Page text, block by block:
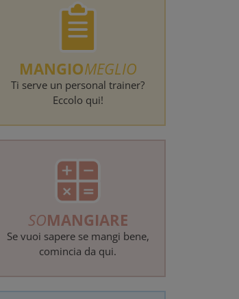
MANGIOMEGLIO
Ti serve un personal trainer?
Eccolo qui!
SOMANGIARE
Se vuoi sapere se mangi bene,
comincia da qui.